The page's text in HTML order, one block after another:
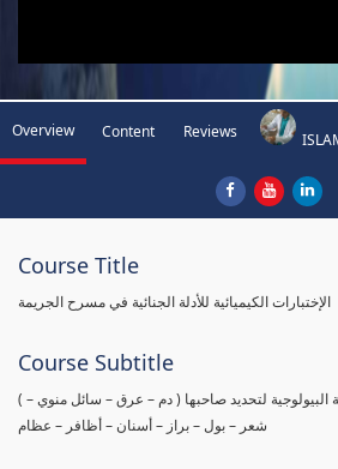
Overview Content Reviews
Course Title
الإختبارات الكيميائية للأدلة الجنائية في مسرح الجريمة
Course Subtitle
( إجراء الإختبارات علي العينة البيولوجية لتحديد صاحبها ( دم – عرق – سائل منوي –
شعر – بول – براز – أسنان – أظافر – عظام